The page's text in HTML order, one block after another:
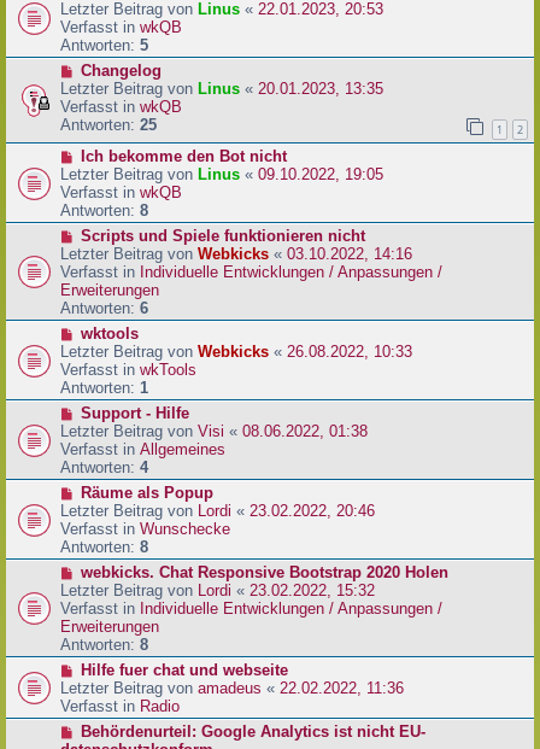
g
i
t
r
a
g
e
u
e
r
B
e
i
t
a
g
Letzter Beitrag von Linus « 22.01.2023, 20:53
Verfasst in wkQB
Antworten: 5
N
e
u
e
r
B
e
i
t
a
g
Changelog
Letzter Beitrag von Linus « 20.01.2023, 13:35
Verfasst in wkQB
Antworten: 25 1 2
N
e
u
e
r
B
e
i
t
r
a
g
Ich bekomme den Bot nicht
Letzter Beitrag von Linus « 09.10.2022, 19:05
Verfasst in wkQB
Antworten: 8
N
e
u
e
r
B
e
i
t
r
a
g
Scripts und Spiele funktionieren nicht
Letzter Beitrag von Webkicks « 03.10.2022, 14:16
Verfasst in Individuelle Entwicklungen / Anpassungen /
Erweiterungen
Antworten: 6
N
e
u
e
r
B
e
i
t
a
g
wktools
Letzter Beitrag von Webkicks « 26.08.2022, 10:33
Verfasst in wkTools
Antworten: 1
N
e
u
e
r
B
e
i
t
a
g
Support - Hilfe
Letzter Beitrag von Visi « 08.06.2022, 01:38
Verfasst in Allgemeines
Antworten: 4
N
e
u
e
r
B
e
i
t
r
a
g
Räume als Popup
Letzter Beitrag von Lordi « 23.02.2022, 20:46
Verfasst in Wunschecke
Antworten: 8
N
e
u
e
r
B
e
i
t
webkicks. Chat Responsive Bootstrap 2020 Holen
Letzter Beitrag von Lordi « 23.02.2022, 15:32
Verfasst in Individuelle Entwicklungen / Anpassungen /
Erweiterungen
Antworten: 8
N
e
u
e
Hilfe fuer chat und webseite
Letzter Beitrag von amadeus « 22.02.2022, 11:36
Verfasst in Radio
NBehördenurteil: Google Analytics ist nicht EU-